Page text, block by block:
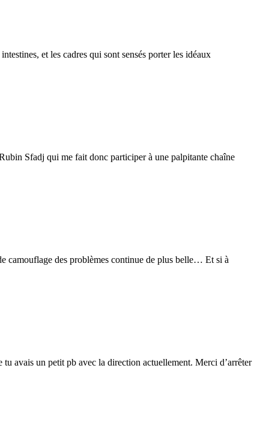
et les cadres qui sont sensés porter les idéaux
Sfadj qui me fait donc participer à une palpitante chaîne
camouflage des problèmes continue de plus belle… Et si à
avais un petit pb avec la direction actuellement. Merci d’arrêter